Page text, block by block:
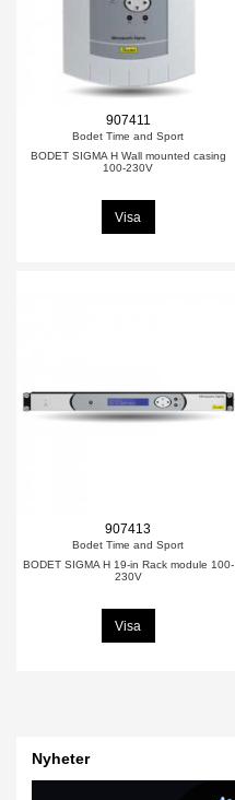
907411
Bodet Time and Sport
BODET SIGMA H Wall mounted casing
100-230V
Visa
907413
Bodet Time and Sport
BODET SIGMA H 19-in Rack module 100-
230V
Visa
Nyheter